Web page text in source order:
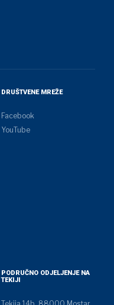
DRUŠTVENE MREŽE
Facebook
YouTube
PODRUČNO ODJELJENJE NA
TEKIJI